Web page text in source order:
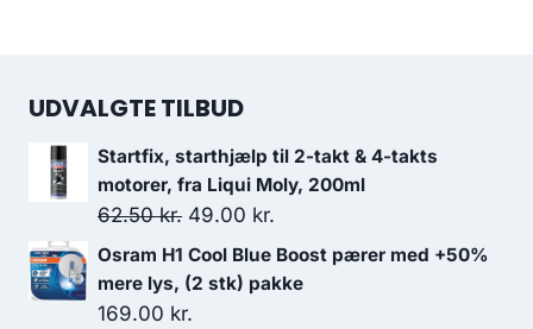
UDVALGTE TILBUD
Startfix, starthjælp til 2-takt & 4-takts
motorer, fra Liqui Moly, 200ml
62.50kr. Den
oprindelige
pris
var:
49.00 kr.
aktuelle
pris
Osram H1 Cool Blue Boost pærer med +50%
mere lys, (2 stk) pakke
169.00 kr.